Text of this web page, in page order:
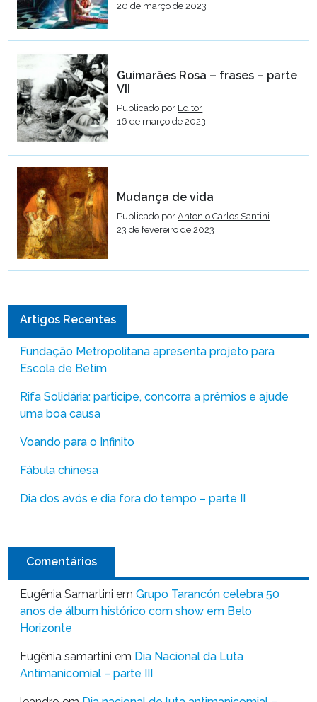
20 de março de 2023
Guimarães Rosa – frases – parte
VII
Publicado por Editor
16 de março de 2023
Mudança de vida
Publicado porAntonio Carlos Santini
23 de fevereiro de 2023
Artigos Recentes
Fundação Metropolitana apresenta projeto para
Escola de Betim
Rifa Solidária: participe, concorra a prêmios e ajude
uma boa causa
Voando para o Infinito
Fábula chinesa
Dia dos avós e dia fora do tempo – parte II
Comentários
Eugênia Samartini em Grupo Tarancón celebra 50
anos de álbum histórico com show em Belo
Horizonte
Eugênia samartini em Dia Nacional da Luta
Antimanicomial – parte III